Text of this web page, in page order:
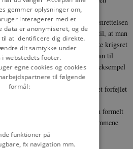
at sige med sikkerhed.
en klar sammenhæng mellem henrettelsen
af folkestrejken. Dette førte til, at man
af dødsstraffe afsagt ved den tyske krigsret
tvangsartiklerne. I stedet tyede man til
modstandsfolk, for eksempel
at flygte. Henrettelserne af
en længere periode de sidste i et forfejlet
og vende den mod
genoptog besættelsesmagten formelt
og eksekveringen af dommene
gemmer oplysninger om,
interagerer med et
data er anonymiseret, og de
til at identificere dig direkte.
dit samtykke under
i webstedets footer.
egne cookies og cookies
til følgende
formål:
funktioner på
fx navigation mm.